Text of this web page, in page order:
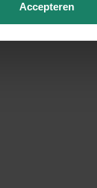
Accepteren